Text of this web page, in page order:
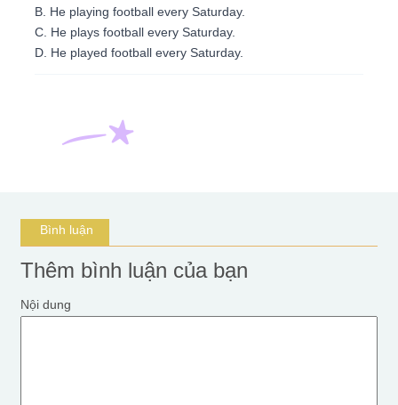
B. He playing football every Saturday.
C. He plays football every Saturday.
D. He played football every Saturday.
Bình luận
Thêm bình luận của bạn
Nội dung